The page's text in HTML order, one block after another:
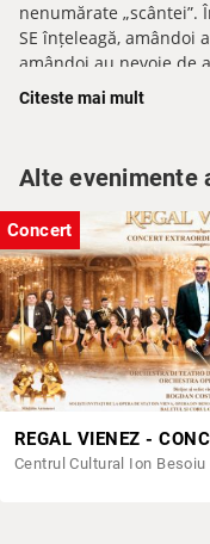
nenumărate „scântei”.
SE înțeleagă, amândoi
amândoi au nevoie de
Fă-mi loc!este un
Marius
Organizator: PRESTIGE
Citeste mai mult
Alte evenimente
Concert